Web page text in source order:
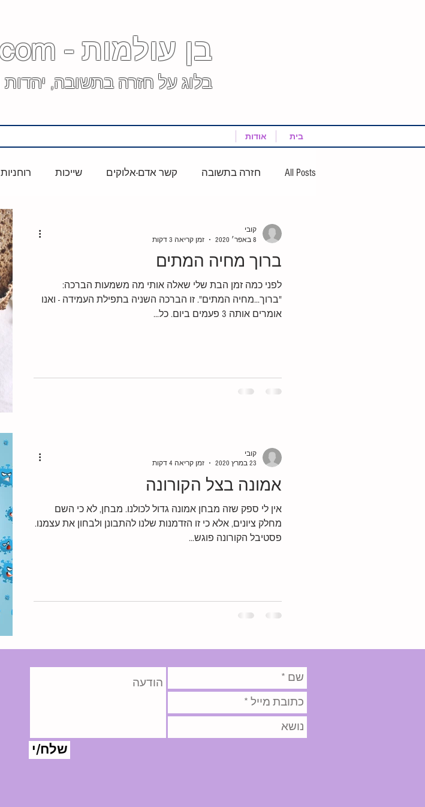
בן עולמות - BenOlamot.com
בלוג על חזרה בתשובה,
בית אודות
All Posts חזרה בתשובה קשר אדם-אלוקים שייכות
תהליך חזרה בתשובה שלא עשני אישה
שדים מהעבר קורונה התמודדות עם העבר
ברוך מחיה המתים
לפני כמה זמן הבת שלי שאלה אותי מה משמעות הברכה:
"ברוך...מחיה המתים". זו הברכה השניה בתפילת העמידה - ואנו
אומרים אותה 3 פעמים ביום. כל...
קובי
8 באפר׳ 2020
זמן קריאה 3 דקות
אמונה בצל הקורונה
אין לי ספק שזה מבחן אמונה גדול לכולנו. מבחן, לא כי השם
מחלק ציונים, אלא כי זו הזדמנות שלנו להתבונן ולבחון את עצמנו.
פסטיבל הקורונה פוגש...
קובי
23 במרץ 2020
זמן קריאה 4 דקות
שלח/י